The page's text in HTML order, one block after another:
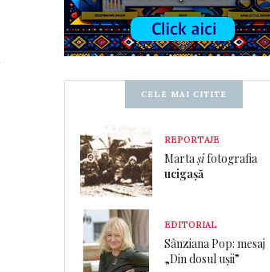
CELE MAI CITITE
REPORTAJE
Martașifotografia
ucigașă
EDITORIAL
Sânziana Pop: mesaj
„Din dosul ușii”